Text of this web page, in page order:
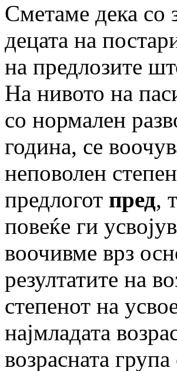
Сметаме дека со
децата на
на предлозите
На нивото на
со нормален
година, се
неповолен
предлогот пред,
повеќе ги
воочивме врз
резултатите на
степенот на
најмладата
возрасната